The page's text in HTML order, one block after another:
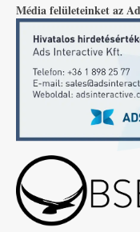
Média felületeinket az